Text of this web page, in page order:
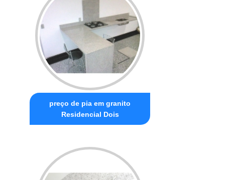
preço de pia em granito
Residencial Dois